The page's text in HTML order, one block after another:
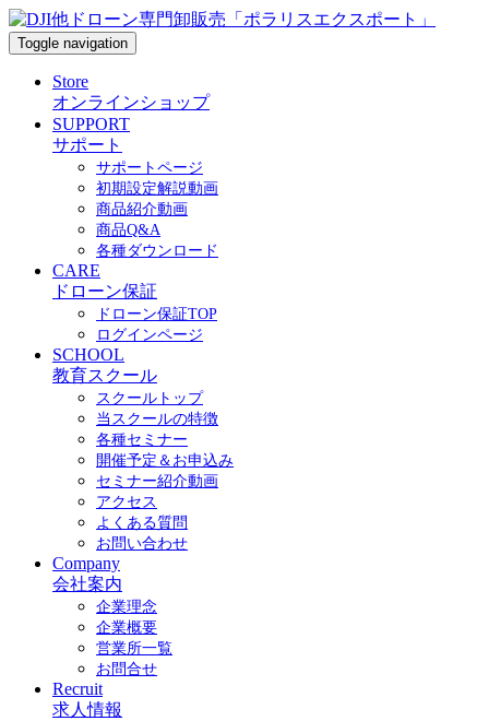
Toggle navigation
Store
オンラインショップ
SUPPORT
サポート
サポートページ
初期設定解説動画
商品紹介動画
商品Q&A
各種ダウンロード
CARE
ドローン保証
ドローン保証TOP
ログインページ
SCHOOL
教育スクール
スクールトップ
当スクールの特徴
各種セミナー
開催予定＆お申込み
セミナー紹介動画
アクセス
よくある質問
お問い合わせ
Company
会社案内
企業理念
企業概要
営業所一覧
お問合せ
Recruit
求人情報